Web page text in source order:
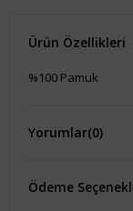
Ürün Özellikleri
%100 Pamuk
Yorumlar(0)
Ödeme